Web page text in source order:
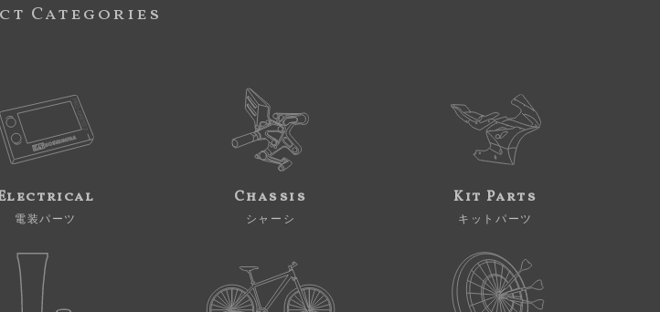
Categories
電装パーツ
Chassis
シャーシ
Kit Parts
キットパーツ